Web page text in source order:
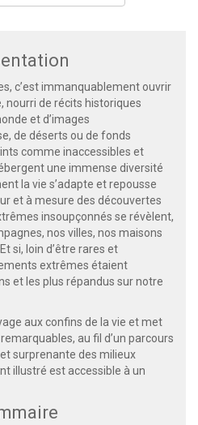
c’est immanquablement ouvrir
nourri de récits historiques
et d’images
de déserts ou de fonds
comme inaccessibles et
une immense diversité
la vie s’adapte et repousse
et à mesure des découvertes
insoupçonnés se révèlent,
nos villes, nos maisons
si, loin d’être rares et
extrêmes étaient
et les plus répandus sur notre
aux confins de la vie et met
au fil d’un parcours
surprenante des milieux
illustré est accessible à un